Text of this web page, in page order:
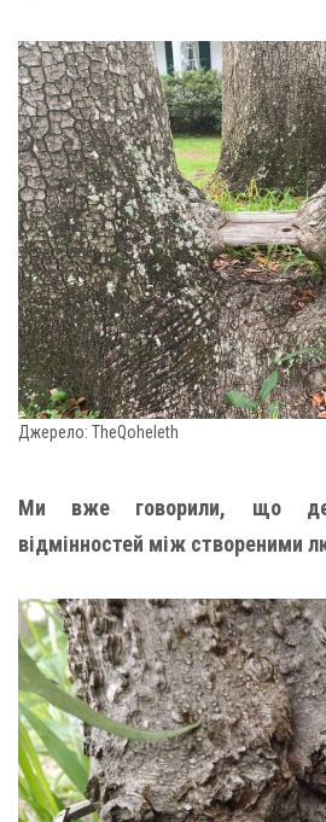
Джерело: TheQoheleth
Ми вже говорили, що
відмінностей між створеними